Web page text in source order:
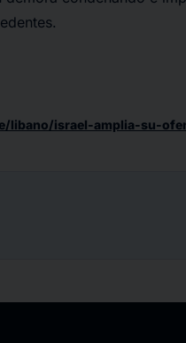
libano/israel-amplia-su-